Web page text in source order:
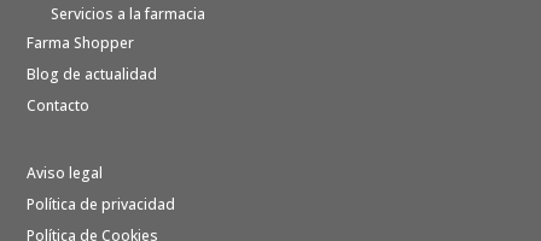
Servicios a la farmacia
Farma Shopper
Blog de actualidad
Contacto
Aviso legal
Política de privacidad
Política de Cookies